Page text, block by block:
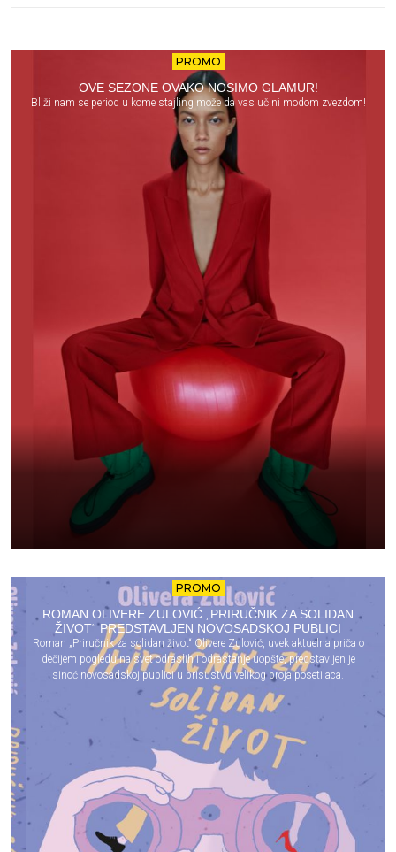
PROMO
OVE SEZONE OVAKO NOSIMO GLAMUR!
Bliži nam se period u kome stajling može da vas učini modom zvezdom!
PROMO
ROMAN OLIVERE ZULOVIĆ „PRIRUČNIK ZA SOLIDAN
ŽIVOT“ PREDSTAVLJEN NOVOSADSKOJ PUBLICI
Roman „Priručnik za solidan život“ Olivere Zulović, uvek aktuelna priča o
dečijem pogledu na svet odraslih i odrastanje uopšte, predstavljen je
sinoć novosadskoj publici u prisustvu velikog broja posetilaca.